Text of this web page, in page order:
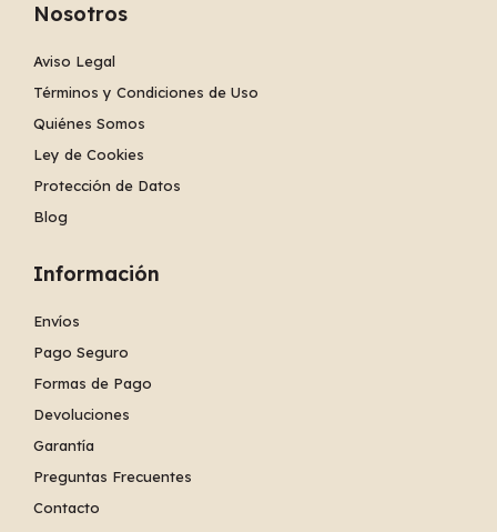
Nosotros
Aviso Legal
Términos y Condiciones de Uso
Quiénes Somos
Ley de Cookies
Protección de Datos
Blog
Información
Envíos
Pago Seguro
Formas de Pago
Devoluciones
Garantía
Preguntas Frecuentes
Contacto